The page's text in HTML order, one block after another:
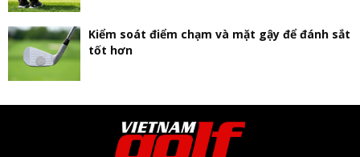
Kiểm soát điểm chạm và mặt gậy để đánh sắt
tốt hơn